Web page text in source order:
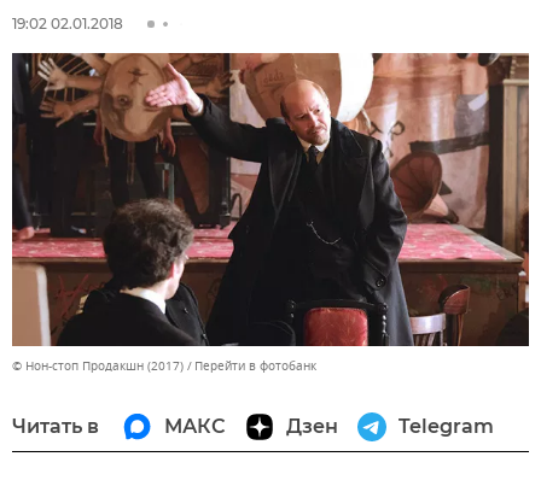
19:02 02.01.2018
© Нон-стоп Продакшн (2017) Перейти в фотобанк
Читать в МАКС Дзен Telegram